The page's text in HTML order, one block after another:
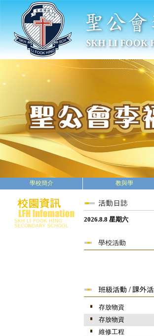
學校簡介 教與學
2026.8.8 星期六
存放物資
存放物資
維修工程